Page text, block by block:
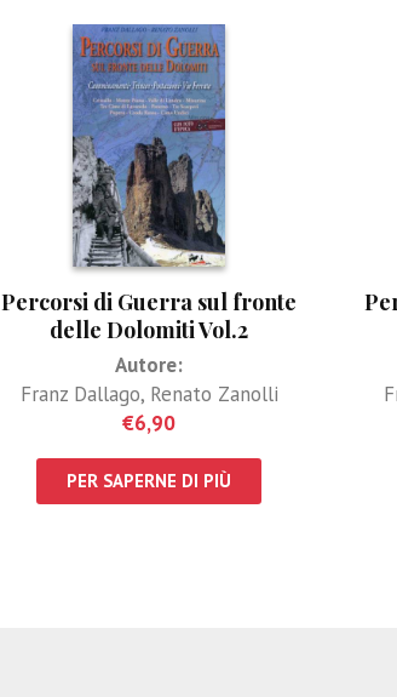
Percorsi di Guerra sul fronte
delle Dolomiti Vol.2
Autore:
Franz Dallago, Renato Zanolli
€6,90
PER SAPERNE DI PIÙ